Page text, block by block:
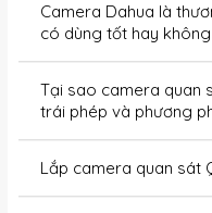
Camera Dahua là
có dùng tốt hay không
Tại sao camera quan
trái phép và phương
Lắp camera quan sát